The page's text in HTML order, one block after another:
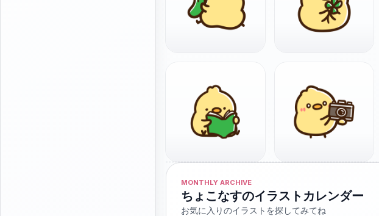
MONTHLY ARCHIVE
ちょこなすのイラストカレンダー
お気に入りのイラストを探してみてね